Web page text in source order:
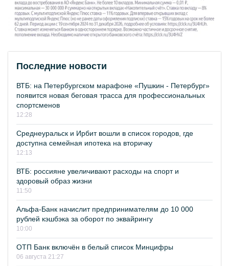
Последние новости
ВТБ: на Петербургском марафоне «Пушкин - Петербург»
появится новая беговая трасса для профессиональных
спортсменов
12:28
Среднеуральск и Ирбит вошли в список городов, где
доступна семейная ипотека на вторичку
12:13
ВТБ: россияне увеличивают расходы на спорт и
здоровый образ жизни
11:50
Альфа-Банк начислит предпринимателям до 10 000
рублей кэшбэка за оборот по эквайрингу
10:00
ОТП Банк включён в белый список Минцифры
06 августа 21:27